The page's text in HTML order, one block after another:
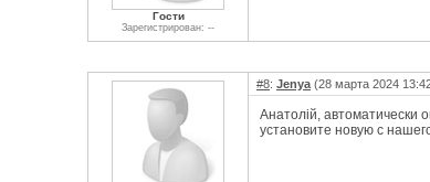
Гости
Зарегистрирован: --
#8: Jenya (28 марта 2024
Анатолій, автоматически
установите новую с